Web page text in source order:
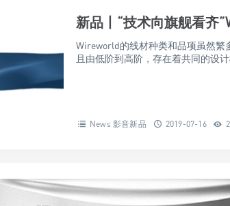
新品丨“技术向旗舰看齐
Wireworld的线材种类和品项虽然繁
且由低阶到高阶，存在着共同的设
News 影音新品 2019-07-16